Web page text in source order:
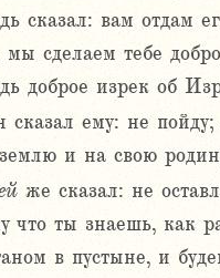
сказал: вам отдам
сделаем тебе
доброе изрек об
сказал ему: не пойду;
и на свою
же сказал: не
что ты знаешь, как
в пустыне, и